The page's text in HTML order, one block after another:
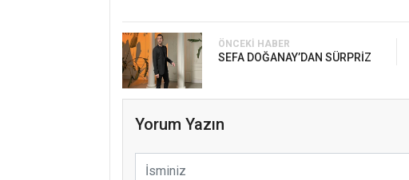
ÖNCEKI HABER
SEFA DOĞANAY’DAN SÜRPRİZ
Yorum Yazın